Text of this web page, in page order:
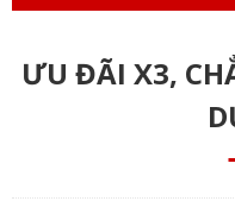
ƯU ĐÃI X3,